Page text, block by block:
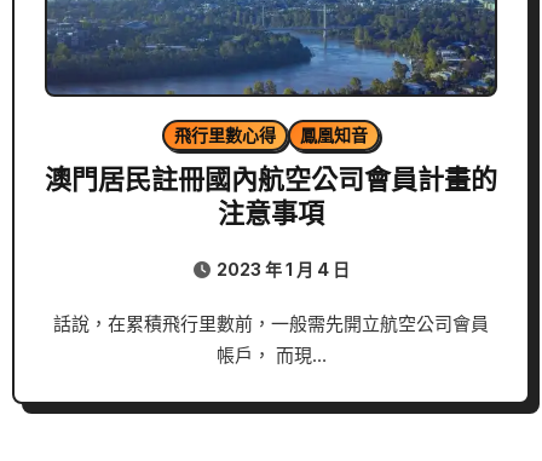
飛行里數心得 鳳凰知音
澳門居民註冊國內航空公司會員計畫的
注意事項
2023 年 1 月 4 日
話說，在累積飛行里數前，一般需先開立航空公司會員
帳戶， 而現…